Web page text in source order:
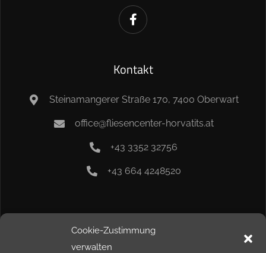
Cookie-Zustimmung
verwalten
Kontakt
Steinamangerer Straße 170, 7400 Oberwart
office@fliesencenter-horvatits.at
+43 3352 32756
+43 664 4248520
Info